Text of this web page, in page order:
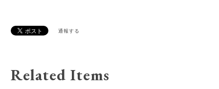
通報する
Related Items